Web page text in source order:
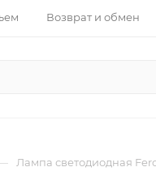
Возврат и обмен
Лампа светодиодная